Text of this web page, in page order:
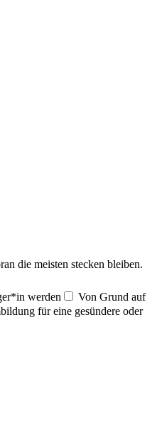
die meisten stecken bleiben.
werden
Von Grund auf
für eine gesündere oder